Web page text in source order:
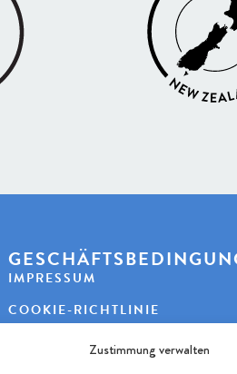
Zustimmung verwalten
IMPRESSUM
COOKIE-RICHTLINIE
DATENSCHUTZERKLÄRUNG